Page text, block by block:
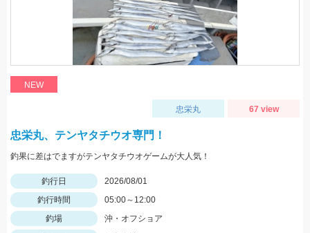
NEW
忠栄丸 67 view
忠栄丸、テンヤタチウオ専門！
釣果に差はでますがテンヤタチウオゲームが大人気！
釣行日
2026/08/01
釣行時間
05:00～12:00
釣場
沖・オフショア